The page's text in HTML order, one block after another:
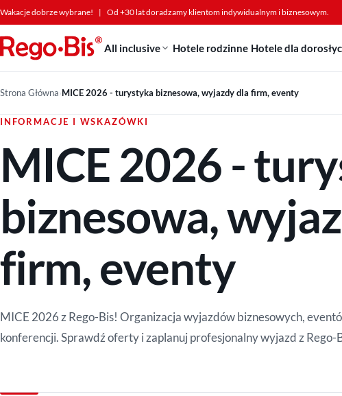
Przejdź do treści
Wakacje dobrze wybrane! | Od +30 lat doradzamy klientom indywidualnym i biznesowym.
All inclusive Hotele rodzinne Hotele dla
Strona Główna›MICE 2026 - turystyka biznesowa, wyjazdy dla firm, eventy
INFORMACJE I WSKAZÓWKI
MICE 2026 -
biznesowa,
firm, eventy
MICE 2026 z Rego-Bis! Organizacja wyjazdów biznesowych,
konferencji. Sprawdź oferty i zaplanuj profesjonalny wyjazd z Rego-